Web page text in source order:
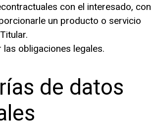
con el interesado, con
un producto o servicio
las obligaciones legales.
de datos